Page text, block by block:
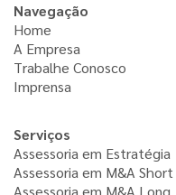
Navegação
Home
A Empresa
Trabalhe Conosco
Imprensa
Serviços
Assessoria em Estratégia
Assessoria em M&A Short
Assessoria em M&A Long